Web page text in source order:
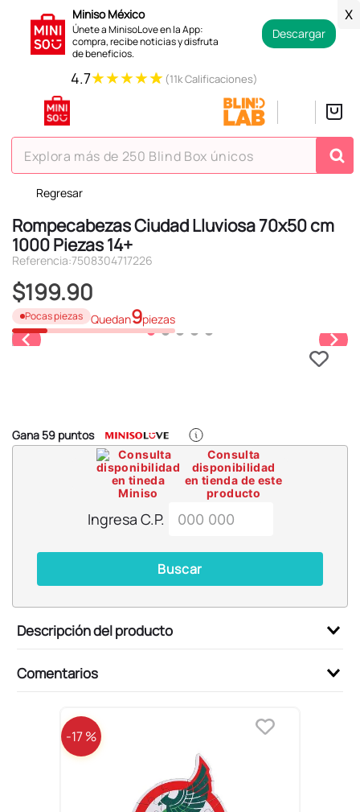
Miniso México
Únete a MinisoLove en la App:
compra, recibe noticias y disfruta
de beneficios.
Descargar
X
4.7★★★★★ (11k Calificaciones)
Explora más de 250 Blind Box únicos
Regresar
Rompecabezas Ciudad Lluviosa 70x50 cm
1000 Piezas 14+
Referencia:7508304717226
$199.90
Pocas piezas Quedan9piezas
Gana59 puntos
Consulta
disponibilidad
en tienda de este
producto
Ingresa C.P.
Buscar
Descripción del producto
Comentarios
-17 %
TÉRMINOS MÁS BUSCADOS
1.
hello kitty
2.
spiderman
3
peluche
4.
osito cariñosito
5.
blind box
9.
chiikawas